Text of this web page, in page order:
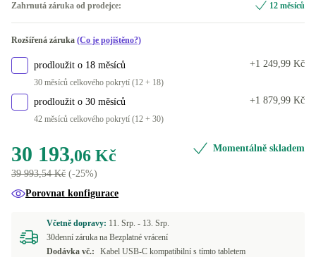
K dispozici v jiné konfiguraci
1000 GB
Zahrnutá záruka od prodejce: 12 měsíců
Rozšířená záruka (Co je pojištěno?)
prodloužit o 18 měsíců
30 měsíců celkového pokrytí (12 + 18)
+1 249,99 Kč
prodloužit o 30 měsíců
42 měsíců celkového pokrytí (12 + 30)
+1 879,99 Kč
30 193,06 Kč
39 993,54 Kč (-25%)
Momentálně skladem
Porovnat konfigurace
Včetně dopravy: 11. Srp. - 13. Srp.
30denní záruka na Bezplatné vrácení
Dodávka vč.:
Kabel USB-C kompatibilní s tímto tabletem